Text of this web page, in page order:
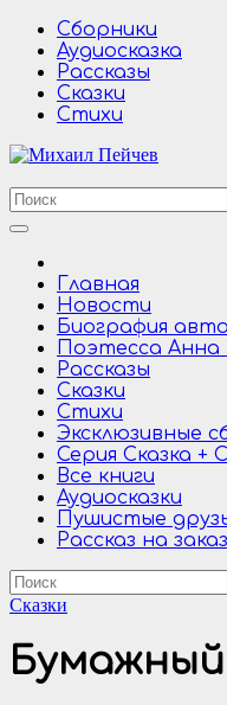
Перейти
содержимому
Сборники
Аудиосказка
Рассказы
Сказки
Стихи
Главная
Новости
Биография
Поэтесса Анна
Рассказы
Сказки
Стихи
Эксклюзивные
Серия Сказка +
Все книги
Аудиосказки
Пушистые
Рассказ на заказ
Сказки